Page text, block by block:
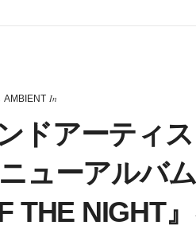
AMBIENT In
ドアーティス
ューアルバ
THE NIGHT